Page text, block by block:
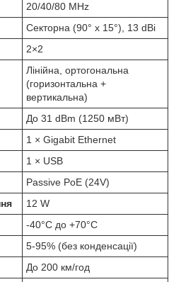
20/40/80 MHz
Секторна (90° х 15°), 13 dBi
2×2
Лінійна, ортогональна
(горизонтальна +
вертикальна)
До 31 dBm (1250 мВт)
1 × Gigabit Ethernet
1 × USB
Passive PoE (24V)
12 W
-40°C до +70°C
5-95% (без конденсації)
До 200 км/год